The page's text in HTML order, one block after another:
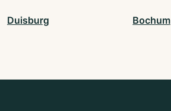
Duisburg Bochum